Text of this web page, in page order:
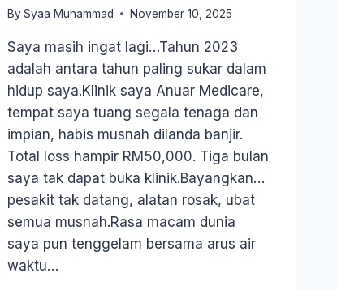
By Syaa Muhammad November 10, 2025
Saya masih ingat lagi…Tahun 2023
adalah antara tahun paling sukar dalam
hidup saya.Klinik saya Anuar Medicare,
tempat saya tuang segala tenaga dan
impian, habis musnah dilanda banjir.
Total loss hampir RM50,000. Tiga bulan
saya tak dapat buka klinik.Bayangkan…
pesakit tak datang, alatan rosak, ubat
semua musnah.Rasa macam dunia
saya pun tenggelam bersama arus air
waktu…